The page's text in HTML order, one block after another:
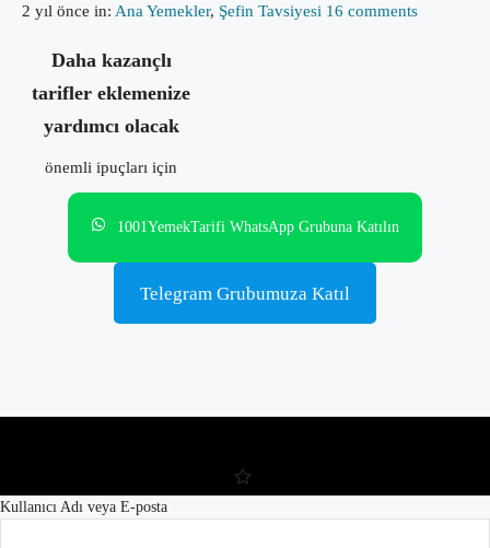
2 yıl önce in: Ana Yemekler, Şefin Tavsiyesi 16 comments
Daha kazançlı
tarifler eklemenize
yardımcı olacak
önemli ipuçları için
1001YemekTarifi WhatsApp Grubuna Katılın
Telegram Grubumuza Katıl
Kullanıcı Adı veya E-posta